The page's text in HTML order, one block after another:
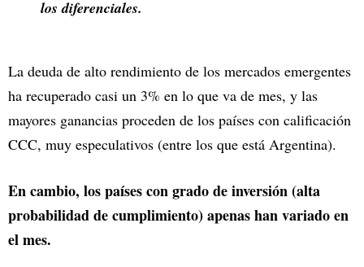
los diferenciales.
La deuda de alto rendimiento de los mercados emergentes
ha recuperado casi un 3% en lo que va de mes, y las
mayores ganancias proceden de los países con calificación
CCC, muy especulativos (entre los que está Argentina).
En cambio, los países con grado de inversión (alta
probabilidad de cumplimiento) apenas han variado en
el mes.